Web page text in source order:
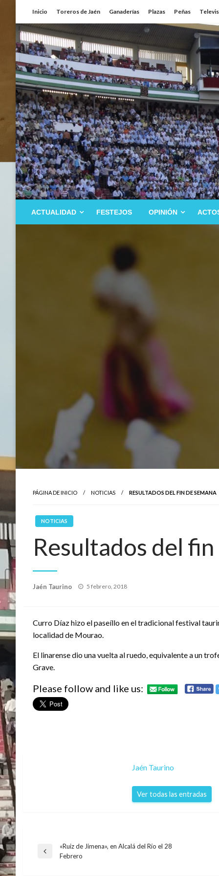
contenido
Inicio Toreros de Jaén Ganaderías Plazas Peñas
ACTUALIDAD FESTEJOS OPINIÓN
PÁGINA DE INICIO NOTICIAS RESULTADOS DEL FIN DE SEMANA
NOTICIAS
Resultados del fin
Jaén Taurino
Publicado
5 febrero, 2018
Curro Díaz hizo el paseíllo en el tradicional festival
localidad de Mourao.
El linarense dio una vuelta al ruedo, equivalente a un
Grave.
Please follow and like us:
Jaén Taurino
Ver todas las entradas
Navegación
Entrada
«Ruiz de Jimena», en Alcalá del Río el 28
Febrero